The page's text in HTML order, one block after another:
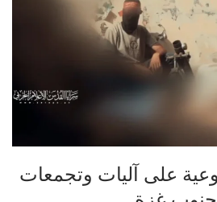
على آليات وتجمعات